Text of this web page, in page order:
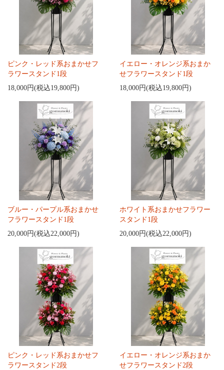
ピンク・レッド系おまかせフ
ラワースタンド1段
18,000円(税込19,800円)
イエロー・オレンジ系おまか
せフラワースタンド1段
18,000円(税込19,800円)
ブルー・パープル系おまかせ
フラワースタンド1段
20,000円(税込22,000円)
ホワイト系おまかせフラワー
スタンド1段
20,000円(税込22,000円)
ピンク・レッド系おまかせフ
ラワースタンド2段
イエロー・オレンジ系おまか
せフラワースタンド2段